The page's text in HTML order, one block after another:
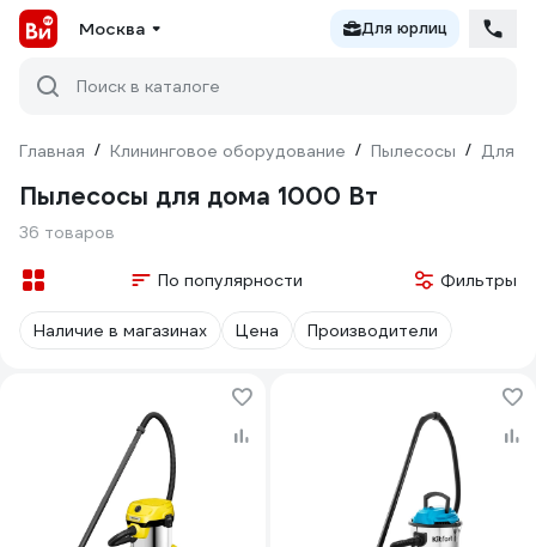
Москва Для юрлиц
Поиск в каталоге
Главная / Клининговое оборудование / Пылесосы / Для
Пылесосы для дома 1000 Вт
36 товаров
По популярности Фильтры
Наличие в магазинах Цена Производители